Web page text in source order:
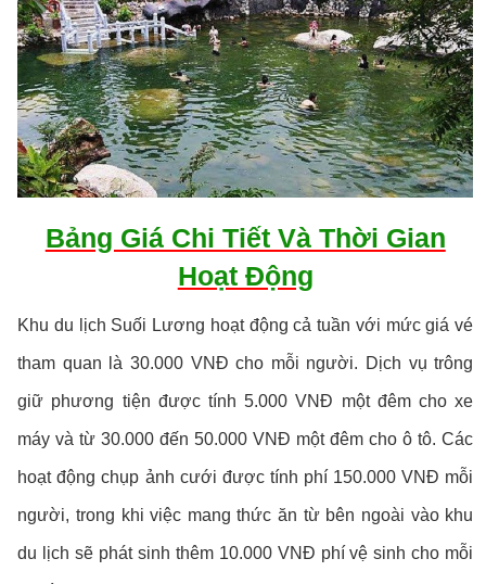
Bảng Giá Chi Tiết Và Thời Gian
Hoạt Động
Khu du lịch Suối Lương hoạt động cả tuần với mức giá vé
tham quan là 30.000 VNĐ cho mỗi người. Dịch vụ trông
giữ phương tiện được tính 5.000 VNĐ một đêm cho xe
máy và từ 30.000 đến 50.000 VNĐ một đêm cho ô tô. Các
hoạt động chụp ảnh cưới được tính phí 150.000 VNĐ mỗi
người, trong khi việc mang thức ăn từ bên ngoài vào khu
du lịch sẽ phát sinh thêm 10.000 VNĐ phí vệ sinh cho mỗi